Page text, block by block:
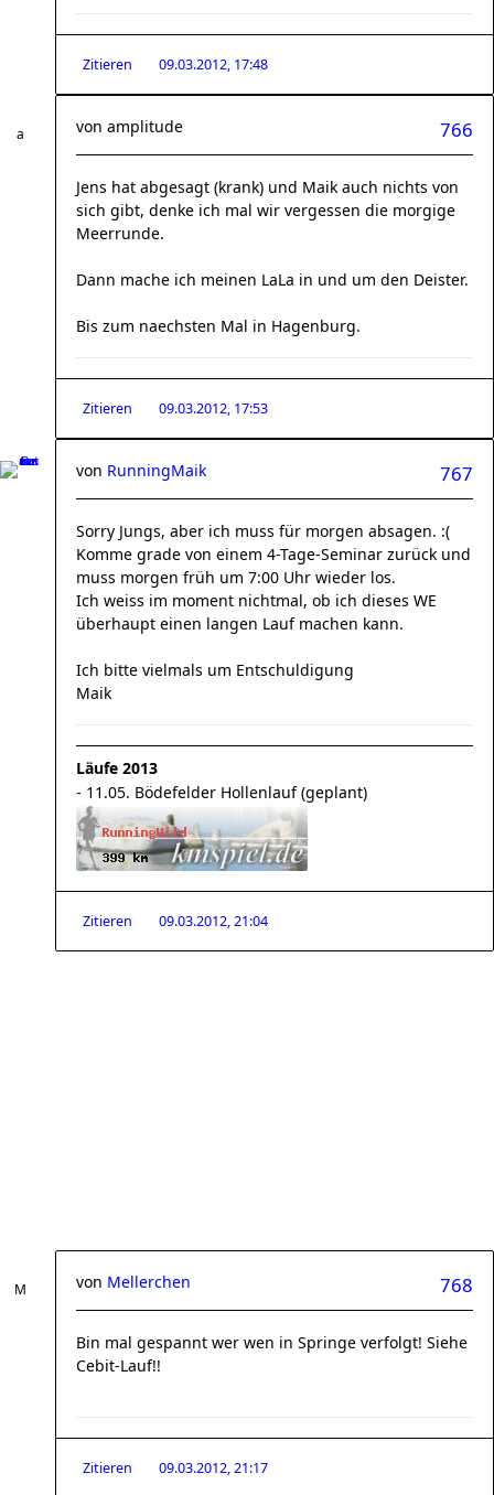
Zitieren 09.03.2012, 17:48
766
von amplitude
Jens hat abgesagt (krank) und Maik auch nichts von
sich gibt, denke ich mal wir vergessen die morgige
Meerrunde.
Dann mache ich meinen LaLa in und um den Deister.
Bis zum naechsten Mal in Hagenburg.
Zitieren 09.03.2012, 17:53
767
von RunningMaik
Sorry Jungs, aber ich muss für morgen absagen. :(
Komme grade von einem 4-Tage-Seminar zurück und
muss morgen früh um 7:00 Uhr wieder los.
Ich weiss im moment nichtmal, ob ich dieses WE
überhaupt einen langen Lauf machen kann.
Ich bitte vielmals um Entschuldigung
Maik
Läufe 2013
- 11.05. Bödefelder Hollenlauf (geplant)
Zitieren 09.03.2012, 21:04
768
von Mellerchen
Bin mal gespannt wer wen in Springe verfolgt! Siehe
Cebit-Lauf!!
Zitieren 09.03.2012, 21:17